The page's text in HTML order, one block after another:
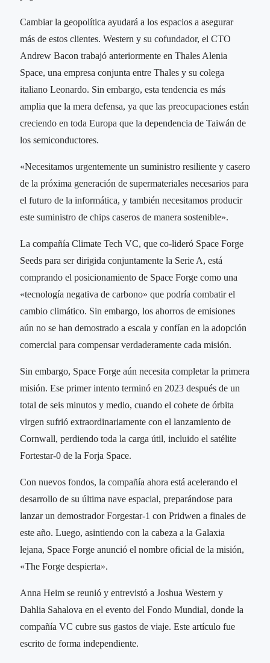
Cambiar la geopolítica ayudará a los espacios a asegurar
más de estos clientes. Western y su cofundador, el CTO
Andrew Bacon trabajó anteriormente en Thales Alenia
Space, una empresa conjunta entre Thales y su colega
italiano Leonardo. Sin embargo, esta tendencia es más
amplia que la mera defensa, ya que las preocupaciones están
creciendo en toda Europa que la dependencia de Taiwán de
los semiconductores.
«Necesitamos urgentemente un suministro resiliente y casero
de la próxima generación de supermateriales necesarios para
el futuro de la informática, y también necesitamos producir
este suministro de chips caseros de manera sostenible».
La compañía Climate Tech VC, que co-lideró Space Forge
Seeds para ser dirigida conjuntamente la Serie A, está
comprando el posicionamiento de Space Forge como una
«tecnología negativa de carbono» que podría combatir el
cambio climático. Sin embargo, los ahorros de emisiones
aún no se han demostrado a escala y confían en la adopción
comercial para compensar verdaderamente cada misión.
Sin embargo, Space Forge aún necesita completar la primera
misión. Ese primer intento terminó en 2023 después de un
total de seis minutos y medio, cuando el cohete de órbita
virgen sufrió extraordinariamente con el lanzamiento de
Cornwall, perdiendo toda la carga útil, incluido el satélite
Fortestar-0 de la Forja Space.
Con nuevos fondos, la compañía ahora está acelerando el
desarrollo de su última nave espacial, preparándose para
lanzar un demostrador Forgestar-1 con Pridwen a finales de
este año. Luego, asintiendo con la cabeza a la Galaxia
lejana, Space Forge anunció el nombre oficial de la misión,
«The Forge despierta».
Anna Heim se reunió y entrevistó a Joshua Western y
Dahlia Sahalova en el evento del Fondo Mundial, donde la
compañía VC cubre sus gastos de viaje. Este artículo fue
escrito de forma independiente.